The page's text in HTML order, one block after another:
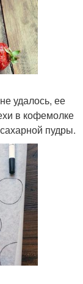
удалось, ее
в кофемолке
пудры.